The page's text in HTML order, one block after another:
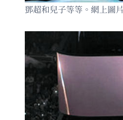
鄧超和兒子等等。網上圖片